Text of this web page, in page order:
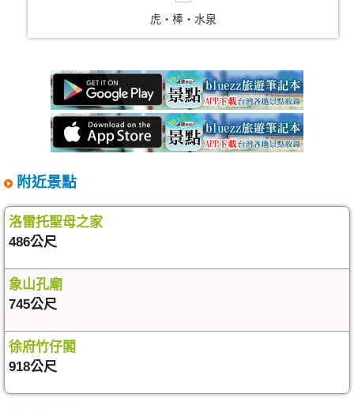
虎‧棒‧水泉
附近景點
洛雷托聖母之家
486公尺
象山孔廟
745公尺
徐府竹仔閣
918公尺